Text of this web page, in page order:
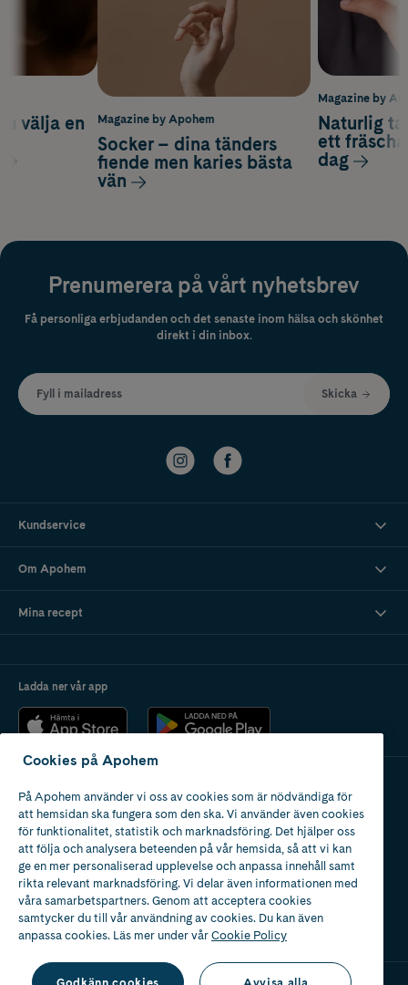
Magazine by
Naturlig
ett
dag
välja en
Magazine by Apohem
Socker – dina tänders
fiende men karies bästa
vän
Prenumerera på vårt nyhetsbrev
Få personliga erbjudanden och det senaste inom hälsa och skönhet
direkt i din inbox.
Fyll i mailadress Skicka
Kundservice
Om Apohem
Mina recept
Ladda ner vår app
Apotek med tillstånd
av Läkemedelsverket
2024
Cookies på Apohem
På Apohem använder vi oss av cookies som är nödvändiga för
att hemsidan ska fungera som den ska. Vi använder även cookies
för funktionalitet, statistik och marknadsföring. Det hjälper oss
att följa och analysera beteenden på vår hemsida, så att vi kan
ge en mer personaliserad upplevelse och anpassa innehåll samt
rikta relevant marknadsföring. Vi delar även informationen med
våra samarbetspartners. Genom att acceptera cookies
samtycker du till vår användning av cookies. Du kan även
anpassa cookies. Läs mer under vårCookie Policy